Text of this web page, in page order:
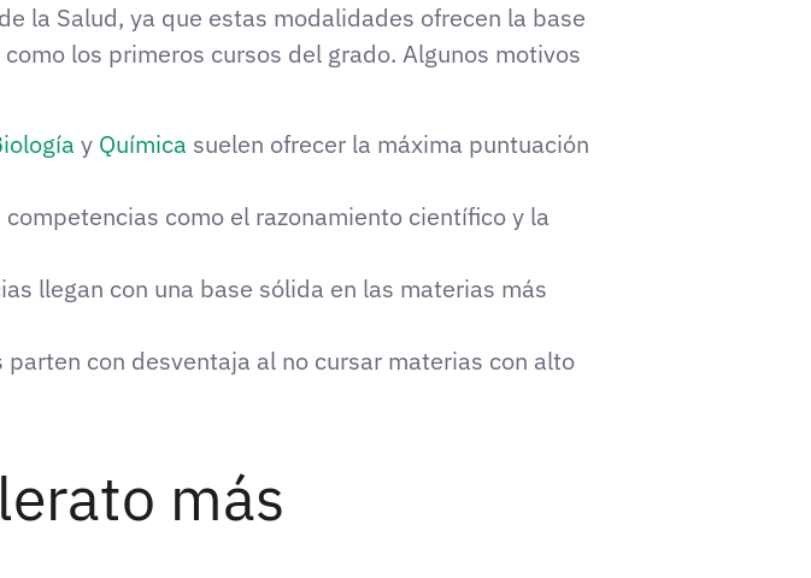
la Salud, ya que estas modalidades ofrecen la base
los primeros cursos del grado. Algunos motivos
y Química suelen ofrecer la máxima puntuación
como el razonamiento científico y la
llegan con una base sólida en las materias más
con desventaja al no cursar materias con alto
más